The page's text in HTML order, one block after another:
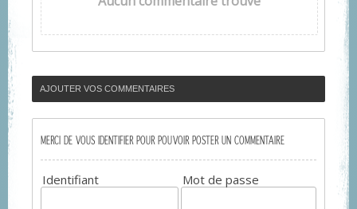
AJOUTER VOS COMMENTAIRES
MERCI DE VOUS IDENTIFIER POUR POUVOIR POSTER UN COMMENTAIRE
Identifiant Mot de passe